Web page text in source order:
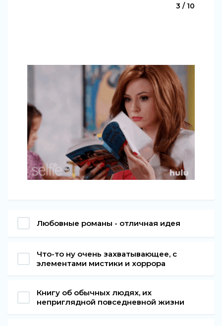
3 / 10
Любовные романы - отличная идея
Что-то ну очень захватывающее, с
элементами мистики и хоррора
Книгу об обычных людях, их
неприглядной повседневной жизни